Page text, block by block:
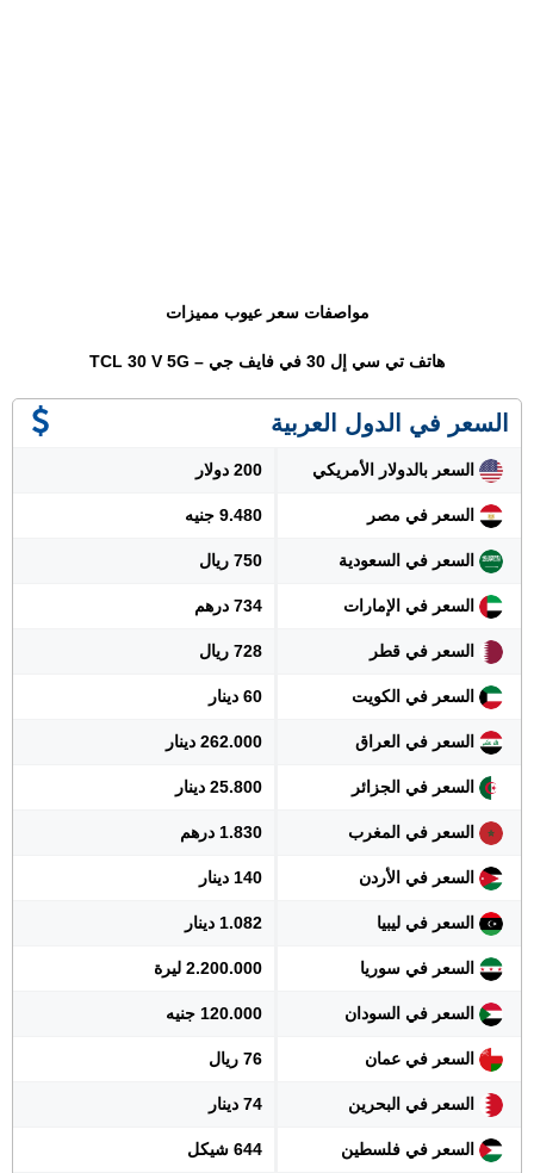
مواصفات سعر عيوب مميزات
هاتف تي سي إل 30 في فايف جي – TCL 30 V 5G
السعر في الدول العربية
السعر بالدولار الأمريكي 200 دولار
السعر في مصر 9.480 جنيه
السعر في السعودية 750 ريال
السعر في الإمارات 734 درهم
السعر في قطر 728 ريال
السعر في الكويت 60 دينار
السعر في العراق 262.000 دينار
السعر في الجزائر 25.800 دينار
السعر في المغرب 1.830 درهم
السعر في الأردن 140 دينار
السعر في ليبيا 1.082 دينار
السعر في سوريا 2.200.000 ليرة
السعر في السودان 120.000 جنيه
السعر في عمان 76 ريال
السعر في البحرين 74 دينار
السعر في فلسطين 644 شيكل